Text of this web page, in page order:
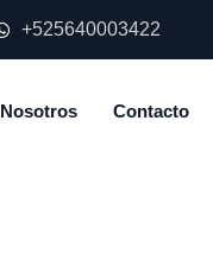
+525640003422
Nosotros Contacto